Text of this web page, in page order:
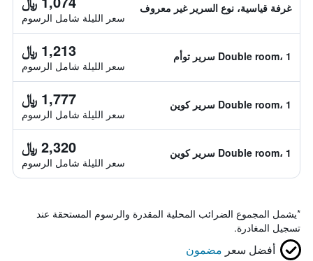
غرفة قياسية، نوع السرير غير معروف
سعر الليلة شامل الرسوم
Double room، 1 سرير توأم 1,213 ﷼
سعر الليلة شامل الرسوم
Double room، 1 سرير كوين 1,777 ﷼
سعر الليلة شامل الرسوم
Double room، 1 سرير كوين 2,320 ﷼
سعر الليلة شامل الرسوم
*يشمل المجموع الضرائب المحلية المقدرة والرسوم المستحقة عند
تسجيل المغادرة.
أفضل سعر مضمون